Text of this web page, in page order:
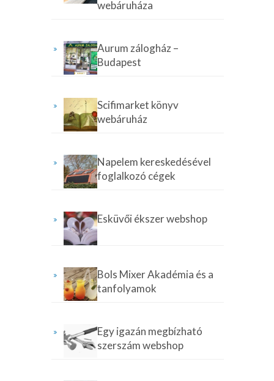
webáruháza
Aurum zálogház –
Budapest
Scifimarket könyv
webáruház
Napelem kereskedésével
foglalkozó cégek
Esküvői ékszer webshop
Bols Mixer Akadémia és a
tanfolyamok
Egy igazán megbízható
szerszám webshop